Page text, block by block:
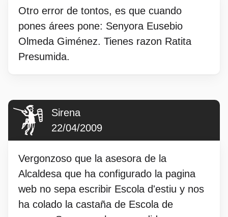
Otro error de tontos, es que cuando
pones árees pone: Senyora Eusebio
Olmeda Giménez. Tienes razon Ratita
Presumida.
Sirena
22/04/2009
Vergonzoso que la asesora de la
Alcaldesa que ha configurado la pagina
web no sepa escribir Escola d'estiu y nos
ha colado la castaña de Escola de